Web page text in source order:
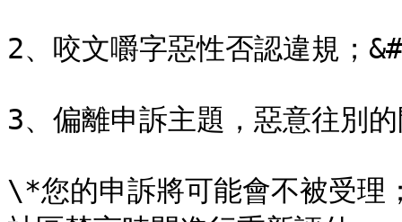
2、咬文嚼字惡性否認違規；
3、偏離申訴主題，惡意往別
\*您的申訴將可能會不被受理